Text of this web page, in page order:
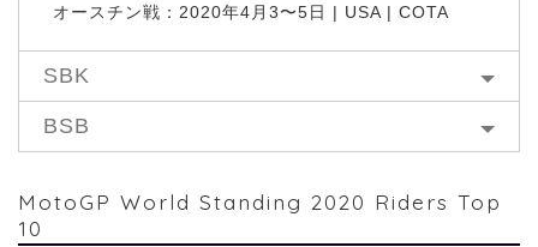
オースチン戦：2020年4月3〜5日 | USA | COTA
SBK
BSB
MotoGP World Standing 2020 Riders Top
10